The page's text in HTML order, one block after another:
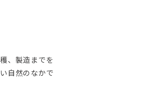
、製造までを
自然のなかで